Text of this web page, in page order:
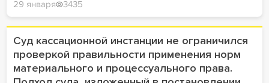
29 января 3435
Суд кассационной инстанции не ограничился
проверкой правильности применения норм
материального и процессуального права.